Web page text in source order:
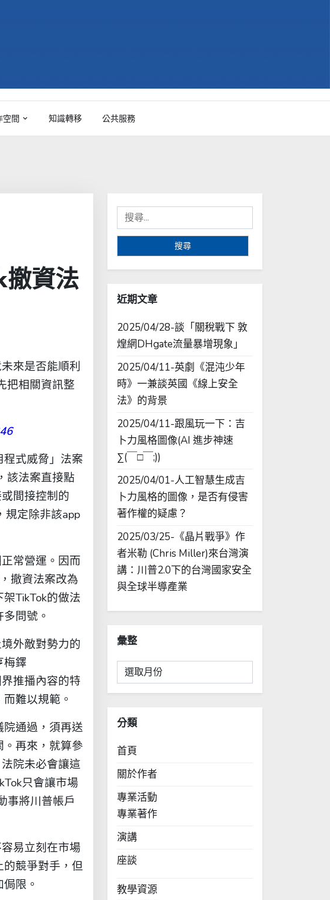
空間 知識轉移 公共服務
資法
來是否能順利
把相關資訊整
式威脅」法案
該法案直接點
間接控制的
規定除非該app
常營運。因而
撤資法案改為
TikTok的做法
問號。
外敵對勢力的
梅鐸
推播內容的特
難以規範。
通過，須再送
再來，就算參
院未必會讓這
只會讓市場
事將川普帳戶
易立刻在市場
競爭對手，但
限。
搜
尋
近期文章
2025/04/28-談「關稅戰下 敦
煌網DHgate流量暴增現象」
2025/04/11-英劇《混沌少年
時》一兼談英國《線上安全
法》的背景
2025/04/11-跟風玩一下：吉
卜力風格圖像(AI 進步神速
∑(￣□￣;))
2025/04/01-人工智慧生成吉
卜力風格的圖像，是否有侵害
著作權的疑慮？
2025/03/25-《晶片戰爭》作
者米勒 (Chris Miller)來台灣演
講：川普2.0下的台灣國家安全
與全球半導產業
彙整
彙
整
分類
首頁
關於作者
專業活動
專業著作
演講
座談
教學資源